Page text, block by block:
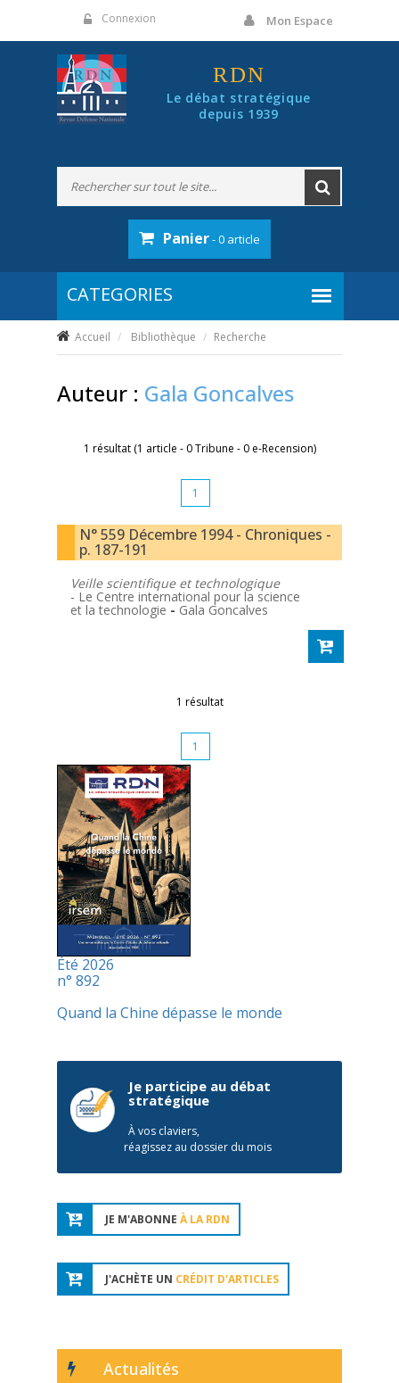
Connexion Mon Espace
RDN
Le débat stratégique
depuis 1939
Panier- 0 article
Accueil Bibliothèque Recherche
Auteur : Gala Goncalves
1 résultat (1 article - 0 Tribune - 0 e-Recension)
1
N° 559 Décembre 1994 - Chroniques -
p. 187-191
Veille scientifique et technologique
- Le Centre international pour la science
et la technologie - Gala Goncalves
1 résultat
1
Été 2026
n° 892
Quand la Chine dépasse le monde
Je participe au débat
stratégique
À vos claviers,
réagissez au dossier du mois
JE M'ABONNE À LA RDN
J'ACHÈTE UN CRÉDIT D'ARTICLES
Actualités